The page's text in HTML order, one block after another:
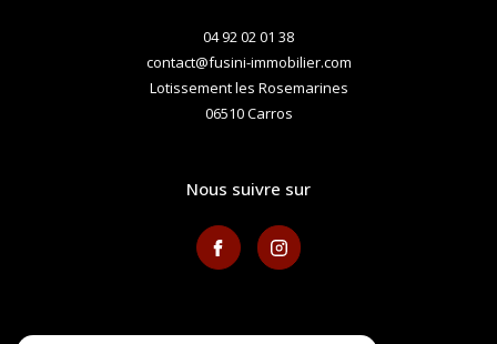
04 92 02 01 38
contact@fusini-immobilier.com
Lotissement les Rosemarines
06510 carros
nous suivre sur